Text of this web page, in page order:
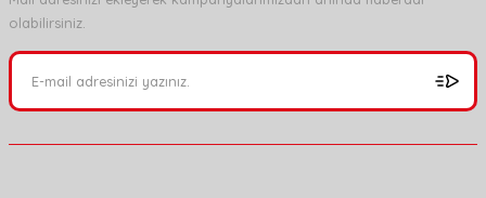
Ürün resmi kalitesiz, bozuk veya görüntülenemiyor.
Ürün bilgilerinde hatalar bulunuyor.
olabilirsiniz.